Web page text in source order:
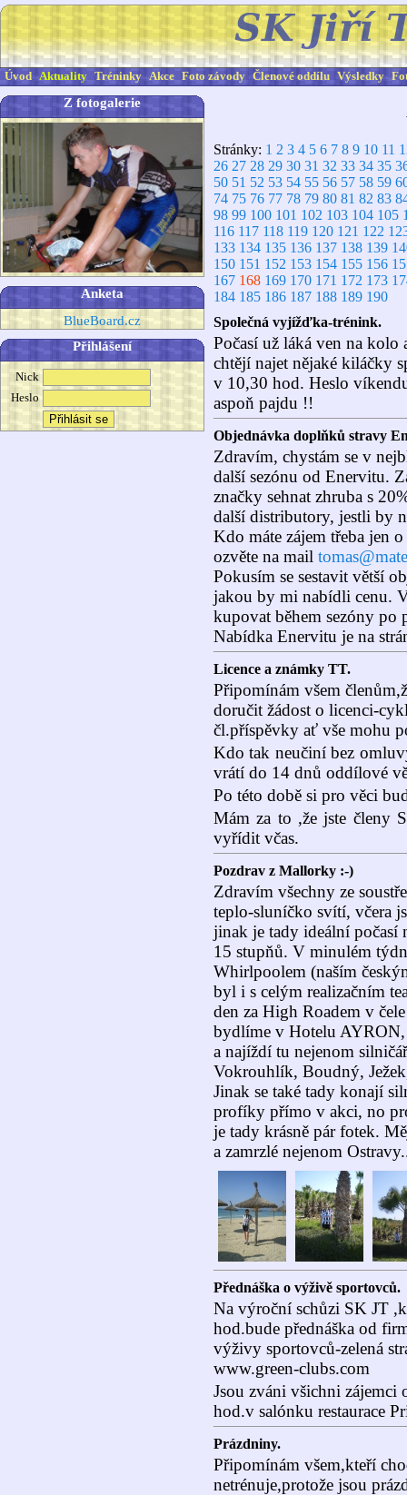
Úvod Aktuality Tréninky Akce Foto závody Členové oddílu Výsledky
Z fotogalerie
Anketa
BlueBoard.cz
Přihlášení
Nick
Heslo
Stránky: 1 2 3 4 5 6 7 8 9 10 11
26 27 28 29 30 31 32 33 34 35
50 51 52 53 54 55 56 57 58 59
74 75 76 77 78 79 80 81 82 83
98 99 100 101 102 103 104 105
116 117 118 119 120 121 122
133 134 135 136 137 138 139
150 151 152 153 154 155 156
167 168 169 170 171 172 173
184 185 186 187 188 189 190
Společná vyjížďka-trénink.
Počasí už láká ven na kolo
chtějí najet nějaké kiláčky
v 10,30 hod. Heslo
aspoň pajdu !!
Objednávka doplňků stravy
Zdravím, chystám se v
další sezónu od Enervitu.
značky sehnat zhruba s
další distributory, jestli by
Kdo máte zájem třeba jen
ozvěte na mail
Pokusím se sestavit větší
jakou by mi nabídli cenu.
kupovat během sezóny po
Nabídka Enervitu je na
Licence a známky TT.
Připomínám všem
doručit žádost o licenci-
čl.příspěvky ať vše mohu
Kdo tak neučiní bez
vrátí do 14 dnů oddílové
Po této době si pro věci
Mám za to ,že jste členy
vyřídit včas.
Pozdrav z Mallorky :-)
Zdravím všechny ze
teplo-sluníčko svítí, včera
jinak je tady ideální
15 stupňů. V minulém
Whirlpoolem (naším
byl i s celým realizačním
den za High Roadem v
bydlíme v Hotelu AYRON,
a najíždí tu nejenom
Vokrouhlík, Boudný,
Jinak se také tady konají
profíky přímo v akci, no
je tady krásně pár fotek.
a zamrzlé nejenom
Přednáška o výživě sportovců.
Na výroční schůzi SK JT
hod.bude přednáška od
výživy sportovců-zelená
www.green-clubs.com
Jsou zváni všichni zájemci
hod.v salónku restaurace
Prázdniny.
Připomínám všem,kteří
netrénuje,protože jsou